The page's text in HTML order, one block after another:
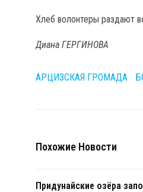
Хлеб волонтеры раздают
Диана ГЕРГИНОВА
АРЦИЗСКАЯ ГРОМАДА
Похожие Новости
Придунайские озёра